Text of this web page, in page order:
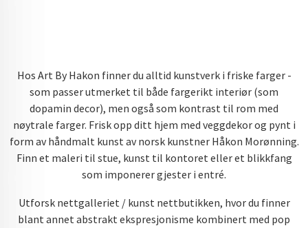
Hos Art By Hakon finner du alltid kunstverk i friske farger -
som passer utmerket til både fargerikt interiør (som
dopamin decor), men også som kontrast til rom med
nøytrale farger. Frisk opp ditt hjem med veggdekor og pynt i
form av håndmalt kunst av norsk kunstner Håkon Morønning.
Finn et maleri til stue, kunst til kontoret eller et blikkfang
som imponerer gjester i entré.
Utforsk nettgalleriet / kunst nettbutikken, hvor du finner
blant annet abstrakt ekspresjonisme kombinert med pop